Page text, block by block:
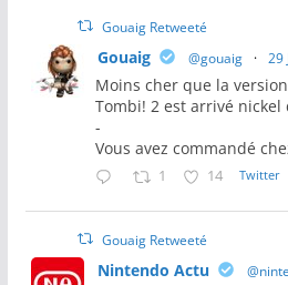
Gouaig Retweeté
Gouaig @gouaig · 29
Moins cher que la
Tombi! 2 est arrivé nickel
-
Vous avez commandé
1 14 Twitter
Gouaig Retweeté
Nintendo Actu